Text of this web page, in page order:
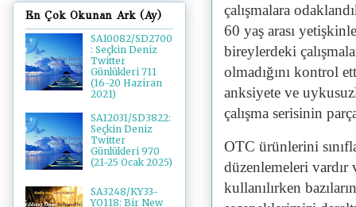
çalışmalara
60 yaş arası
bireylerdeki
olmadığını kontrol
anksiyete ve
çalışma serisinin
OTC ürünlerini
düzenlemeleri vardır
kullanılırken
En Çok Okunan Ark (Ay)
SA10082/SD2700
: Seçkin Deniz
Twitter
Günlükleri 711
(16-20 Haziran
2021)
SA12031/SD3822:
Seçkin Deniz
Twitter
Günlükleri 970
(21-25 Ocak 2025)
SA3248/KY33-
YO118: Bir New